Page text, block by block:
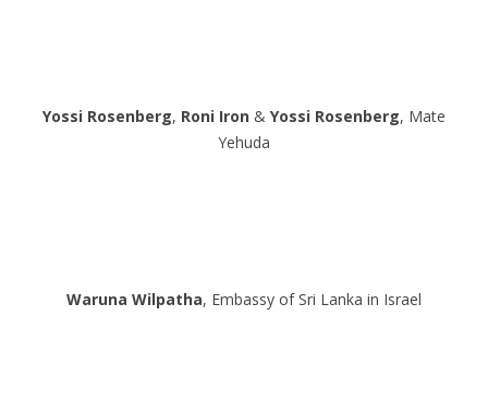
Yossi Rosenberg, Roni Iron & Yossi Rosenberg, Mate
Yehuda
Waruna Wilpatha, Embassy of Sri Lanka in Israel